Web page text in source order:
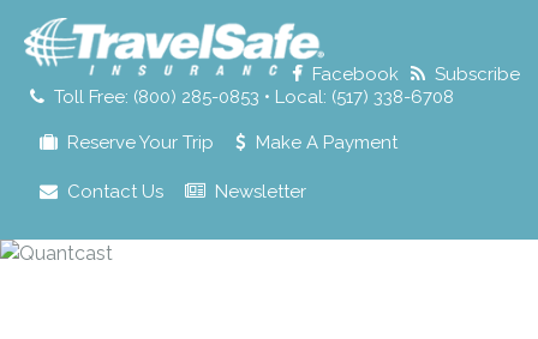
Toll Free: (800) 285-0853 • Local: (517) 338-6708
Facebook Subscribe
Reserve Your Trip Make A Payment
Contact Us Newsletter